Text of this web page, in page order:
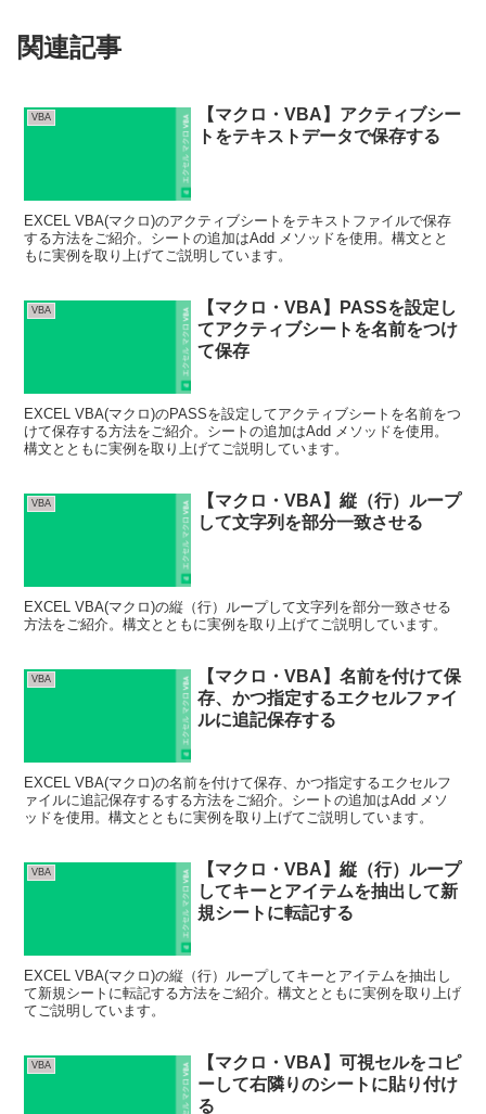
関連記事
VBA
【マクロ・VBA】アクティブシー
トをテキストデータで保存する
EXCEL VBA(マクロ)のアクティブシートをテキストファイルで保存
する方法をご紹介。シートの追加はAdd メソッドを使用。構文とと
もに実例を取り上げてご説明しています。
VBA
【マクロ・VBA】PASSを設定し
てアクティブシートを名前をつけ
て保存
EXCEL VBA(マクロ)のPASSを設定してアクティブシートを名前をつ
けて保存する方法をご紹介。シートの追加はAdd メソッドを使用。
構文とともに実例を取り上げてご説明しています。
VBA
【マクロ・VBA】縦（行）ループ
して文字列を部分一致させる
EXCEL VBA(マクロ)の縦（行）ループして文字列を部分一致させる
方法をご紹介。構文とともに実例を取り上げてご説明しています。
VBA
【マクロ・VBA】名前を付けて保
存、かつ指定するエクセルファイ
ルに追記保存する
EXCEL VBA(マクロ)の名前を付けて保存、かつ指定するエクセルフ
ァイルに追記保存するする方法をご紹介。シートの追加はAdd メソ
ッドを使用。構文とともに実例を取り上げてご説明しています。
VBA
【マクロ・VBA】縦（行）ループ
してキーとアイテムを抽出して新
規シートに転記する
EXCEL VBA(マクロ)の縦（行）ループしてキーとアイテムを抽出し
て新規シートに転記する方法をご紹介。構文とともに実例を取り上げ
てご説明しています。
VBA
【マクロ・VBA】可視セルをコピ
ーして右隣りのシートに貼り付け
る